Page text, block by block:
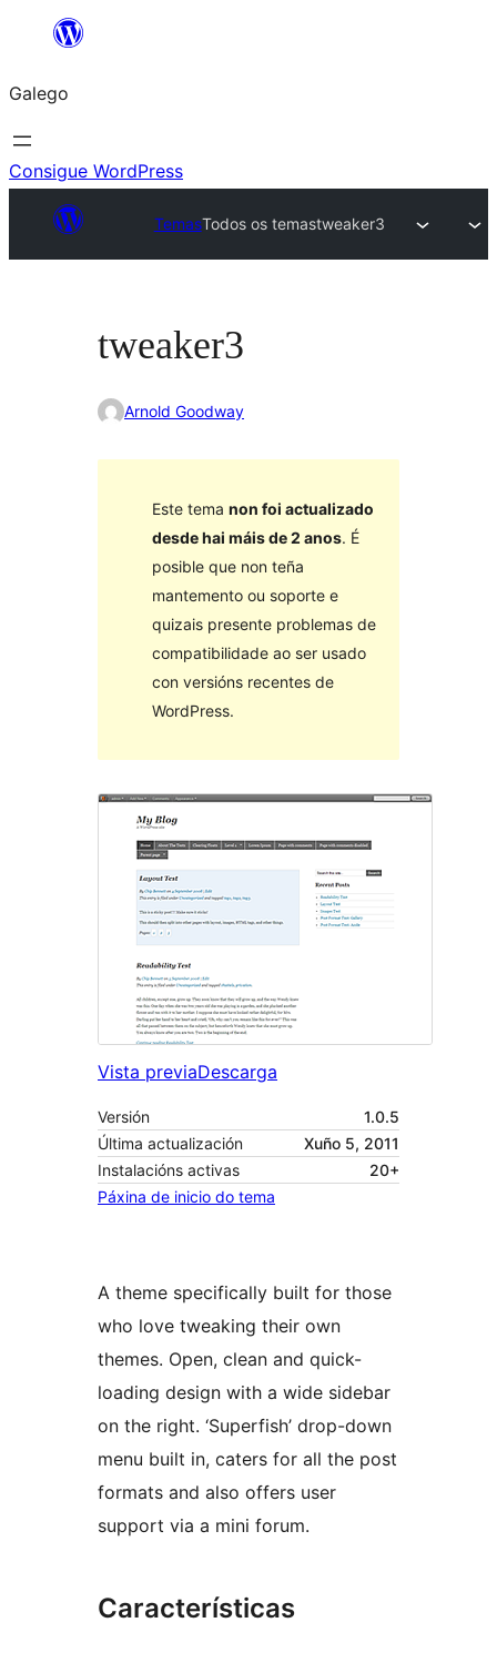
Saltar
contido
Galego
Consigue WordPress
TemasTodos os temastweaker3
tweaker3
Arnold Goodway
Este tema non foi actualizado
desde hai máis de 2 anos. É
posible que non teña
mantemento ou soporte e
quizais presente problemas de
compatibilidade ao ser usado
con versións recentes de
WordPress.
Vista previaDescarga
Versión
1.0.5
Última actualización
Xuño 5, 2011
Instalacións activas
20+
Páxina de inicio do tema
A theme specifically built for those
who love tweaking their own
themes. Open, clean and quick-
loading design with a wide sidebar
on the right. ‘Superfish’ drop-down
menu built in, caters for all the post
formats and also offers user
support via a mini forum.
Características